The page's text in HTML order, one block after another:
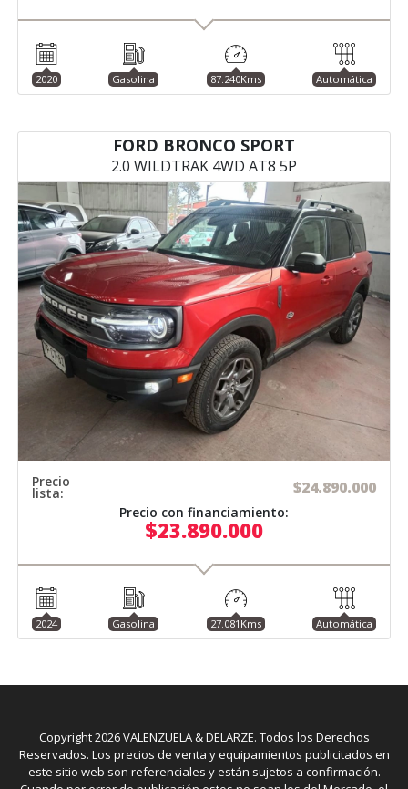
2020 Gasolina 87.240Kms Automática
FORD BRONCO SPORT
2.0 WILDTRAK 4WD AT8 5P
Precio
lista: $24.890.000
Precio con financiamiento:
$23.890.000
2024 Gasolina 27.081Kms Automática
Copyright2026VALENZUELA & DELARZE. Todos los Derechos
Reservados. Los precios de venta y equipamientos publicitados en
este sitio web son referenciales y están sujetos a confirmación.